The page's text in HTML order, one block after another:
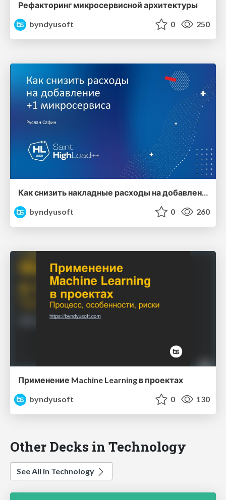
Рефакторинг микросервисной архитектуры
byndyusoft
0 250
Как снизить накладные расходы на добавление +1 микросервиса
byndyusoft
0 260
Применение Machine Learning в проектах
byndyusoft
0 130
Other Decks in Technology
See All in Technology